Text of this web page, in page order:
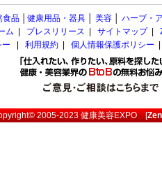
食品 健康用品・器具 美容 ハーブ・
ム
プレスリリース サイトマップ|
利用規約 個人情報保護ポリシー
2005-2023健康美容EXPO[